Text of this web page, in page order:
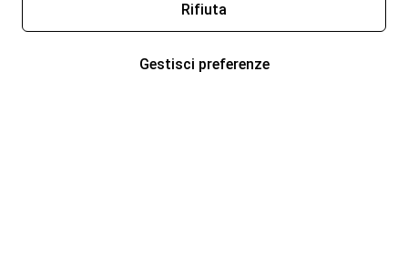
Rifiuta
Gestisci preferenze